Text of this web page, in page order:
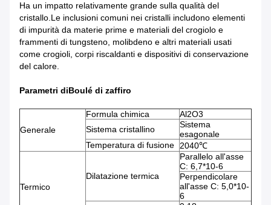
Ha un impatto relativamente grande sulla qualità del
cristallo.Le inclusioni comuni nei cristalli includono elementi
di impurità da materie prime e materiali del crogiolo e
frammenti di tungsteno, molibdeno e altri materiali usati
come crogioli, corpi riscaldanti e dispositivi di conservazione
del calore.
Parametri diBoulé di zaffiro
Generale
Formula chimica
Al2O3
Sistema cristallino
Sistema
esagonale
Temperatura di fusione 2040℃
Termico
Dilatazione termica
Parallelo all'asse
C: 6,7*10-6
Perpendicolare
all'asse C: 5,0*10-
6